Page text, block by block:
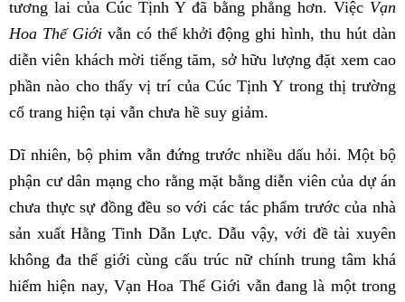
tương lai của Cúc Tịnh Y đã bằng phẳng hơn. Việc Vạn
Hoa Thế Giớivẫn có thể khởi động ghi hình, thu hút dàn
diễn viên khách mời tiếng tăm, sở hữu lượng đặt xem cao
phần nào cho thấy vị trí của Cúc Tịnh Y trong thị trường
cổ trang hiện tại vẫn chưa hề suy giảm.
Dĩ nhiên, bộ phim vẫn đứng trước nhiều dấu hỏi. Một bộ
phận cư dân mạng cho rằng mặt bằng diễn viên của dự án
chưa thực sự đồng đều so với các tác phẩm trước của nhà
sản xuất Hằng Tinh Dẫn Lực. Dẫu vậy, với đề tài xuyên
không đa thế giới cùng cấu trúc nữ chính trung tâm khá
hiếm hiện nay, Vạn Hoa Thế Giới vẫn đang là một trong